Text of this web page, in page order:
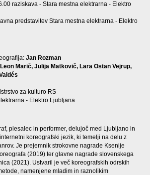
raziskava - Stara mestna elektrarna - Elektro
predstavitev Stara mestna elektrarna - Elektro
Jan Rozman
Leon Marič, Julija Matkovič, Lara Ostan Vejrup,
za kulturo RS
- Elektro Ljubljana
plesalec in performer, delujoč med Ljubljano in
koreografski jezik, ki temelji na delu z
Je prejemnik strokovne nagrade Ksenije
(2019) ter glavne nagrade slovenskega
(2021). Ustvaril je več koreografskih odrskih
namenjene mladim in raznolikim